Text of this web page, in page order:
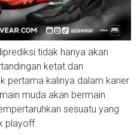
tidak hanya akan
ketat dan
pertama kalinya dalam karier
muda akan bermain
sesuatu yang
playoff.